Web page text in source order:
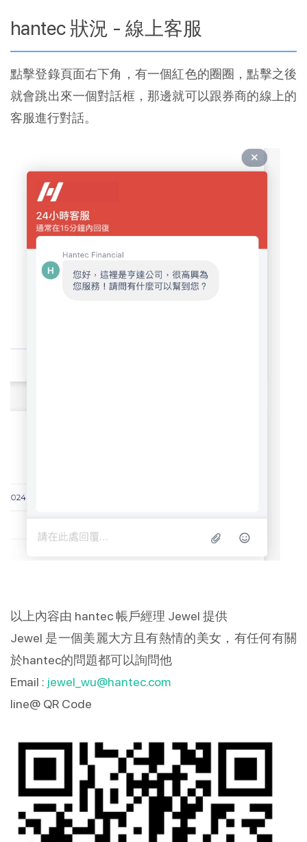
hantec 狀況 - 線上客服
點擊登錄頁面右下角，有一個紅色的圈圈，點擊之後
就會跳出來一個對話框，那邊就可以跟券商的線上的
客服進行對話。
以上內容由 hantec 帳戶經理 Jewel 提供
Jewel 是一個美麗大方且有熱情的美女，有任何有關
於hantec的問題都可以詢問他
Email : jewel_wu@hantec.com
line@ QR Code